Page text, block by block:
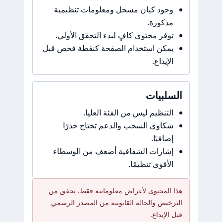
وجود كيان مسجل ومعلومات تنظيمية
مذكورة.
توفر محتوى كافٍ لبدء التحقق الأولي.
يمكن استخدام الصفحة كنقطة فحص قبل
الإيداع.
السلبيات
التنظيم ليس من الفئة العليا.
شكاوى السحب والدعم تحتاج حذرًا
إضافيًا.
إشارات الشفافية أضعف من الوسطاء
الأقوى تنظيمًا.
هذا المحتوى لأغراض معلوماتية فقط. تحقق من
الترخيص والحالة القانونية من المصدر الرسمي
قبل الإيداع.